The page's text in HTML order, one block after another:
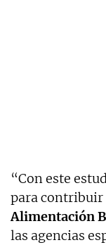
“Con este
para contribuir
Alimentación
las agencias